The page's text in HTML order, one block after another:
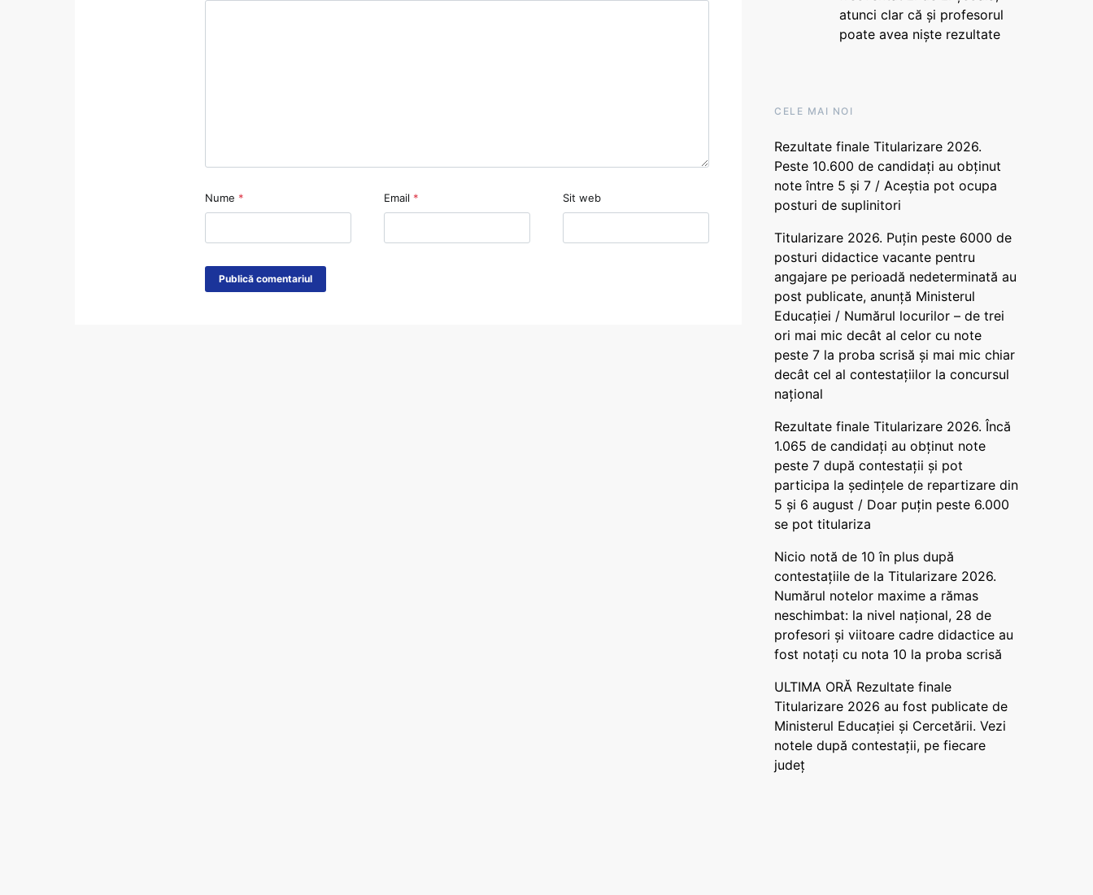
Nume * Email * Sit web
atunci clar că și profesorul
poate avea niște rezultate
CELE MAI NOI
Rezultate finale Titularizare 2026.
Peste 10.600 de candidați au obținut
note între 5 și 7 / Aceștia pot ocupa
posturi de suplinitori
Titularizare 2026. Puțin peste 6000 de
posturi didactice vacante pentru
angajare pe perioadă nedeterminată au
post publicate, anunță Ministerul
Educației / Numărul locurilor – de trei
ori mai mic decât al celor cu note
peste 7 la proba scrisă și mai mic chiar
decât cel al contestațiilor la concursul
național
Rezultate finale Titularizare 2026. Încă
1.065 de candidați au obținut note
peste 7 după contestații și pot
participa la ședințele de repartizare din
5 și 6 august / Doar puțin peste 6.000
se pot titulariza
Nicio notă de 10 în plus după
contestațiile de la Titularizare 2026.
Numărul notelor maxime a rămas
neschimbat: la nivel național, 28 de
profesori și viitoare cadre didactice au
fost notați cu nota 10 la proba scrisă
ULTIMA ORĂ Rezultate finale
Titularizare 2026 au fost publicate de
Ministerul Educației și Cercetării. Vezi
notele după contestații, pe fiecare
județ